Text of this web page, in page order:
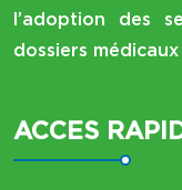
l’adoption des
dossiers
ACCES